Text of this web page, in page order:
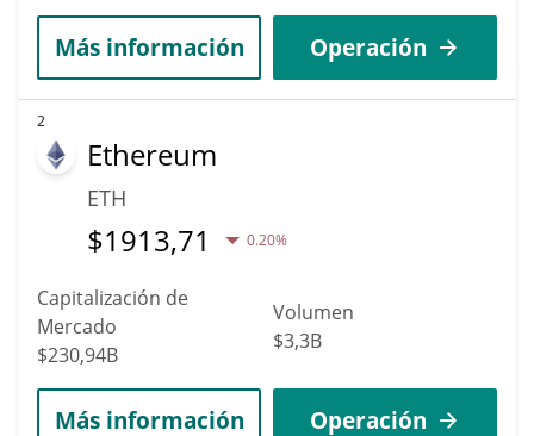
Más información Operación
2
Ethereum
ETH
$1913,71 0.20%
Capitalización de
Mercado
$230,94B
Volumen
$3,3B
Más información Operación